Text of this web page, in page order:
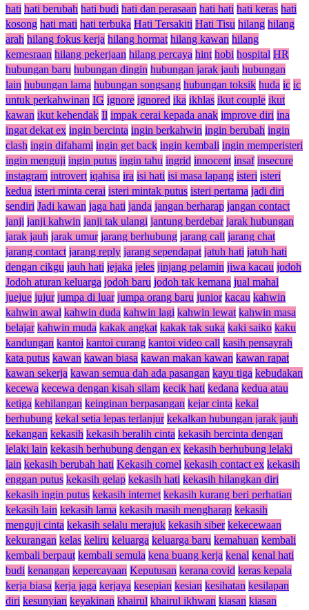
hati hati berubah hati budi hati dan perasaan hati hati hati keras hati
kosong hati mati hati terbuka Hati Tersakiti Hati Tisu hilang hilang
arah hilang fokus kerja hilang hormat hilang kawan hilang
kemesraan hilang pekerjaan hilang percaya hint hobi hospital HR
hubungan baru hubungan dingin hubungan jarak jauh hubungan
lain hubungan lama hubungan songsang hubungan toksik huda ic ic
untuk perkahwinan IG ignore ignored ika ikhlas ikut couple ikut
kawan ikut kehendak Il impak cerai kepada anak improve diri ina
ingat dekat ex ingin bercinta ingin berkahwin ingin berubah ingin
clash ingin difahami ingin get back ingin kembali ingin memperisteri
ingin menguji ingin putus ingin tahu ingrid innocent insaf insecure
instagram introvert iqahisa ira isi hati isi masa lapang isteri isteri
kedua isteri minta cerai isteri mintak putus isteri pertama jadi diri
sendiri Jadi kawan jaga hati janda jangan berharap jangan contact
janji janji kahwin janji tak ulangi jantung berdebar jarak hubungan
jarak jauh jarak umur jarang berhubung jarang call jarang chat
jarang contact jarang reply jarang sependapat jatuh hati jatuh hati
dengan cikgu jauh hati jejaka jeles jinjang pelamin jiwa kacau jodoh
Jodoh aturan keluarga jodoh baru jodoh tak kemana jual mahal
juejue jujur jumpa di luar jumpa orang baru junior kacau kahwin
kahwin awal kahwin duda kahwin lagi kahwin lewat kahwin masa
belajar kahwin muda kakak angkat kakak tak suka kaki saiko kaku
kandungan kantoi kantoi curang kantoi video call kasih pensayrah
kata putus kawan kawan biasa kawan makan kawan kawan rapat
kawan sekerja kawan semua dah ada pasangan kayu tiga kebudakan
kecewa kecewa dengan kisah silam kecik hati kedana kedua atau
ketiga kehilangan keinginan berpasangan kejar cinta kekal
berhubung kekal setia lepas terlanjur kekalkan hubungan jarak jauh
kekangan kekasih kekasih beralih cinta kekasih bercinta dengan
lelaki lain kekasih berhubung dengan ex kekasih berhubung lelaki
lain kekasih berubah hati Kekasih comel kekasih contact ex kekasih
enggan putus kekasih gelap kekasih hati kekasih hilangkan diri
kekasih ingin putus kekasih internet kekasih kurang beri perhatian
kekasih lain kekasih lama kekasih masih mengharap kekasih
menguji cinta kekasih selalu merajuk kekasih siber kekecewaan
kekurangan kelas keliru keluarga keluarga baru kemahuan kembali
kembali berpaut kembali semula kena buang kerja kenal kenal hati
budi kenangan kepercayaan Keputusan kerana covid keras kepala
kerja biasa kerja jaga kerjaya kesepian kesian kesihatan kesilapan
diri kesunyian keyakinan khairul khairul ikhwan kiasan kiasan